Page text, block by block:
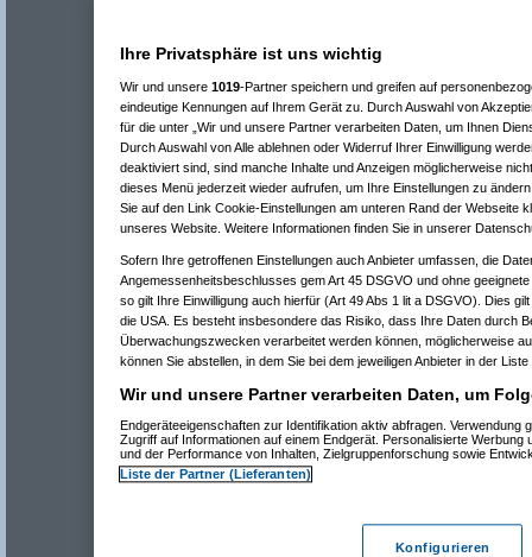
Ihre Privatsphäre ist uns wichtig
Wir und unsere 1019-Partner speichern und greifen auf
eindeutige Kennungen auf Ihrem Gerät zu. Durch Auswahl von
für die unter „Wir und unsere Partner verarbeiten Daten, um Ihnen
Durch Auswahl von Alle ablehnen oder Widerruf Ihrer Einwilligung
deaktiviert sind, sind manche Inhalte und Anzeigen möglicherweise
dieses Menü jederzeit wieder aufrufen, um Ihre Einstellungen zu
Sie auf den Link Cookie-Einstellungen am unteren Rand der Webseite
unseres Website. Weitere Informationen finden Sie in unserer
Sofern Ihre getroffenen Einstellungen auch Anbieter umfassen, die
Angemessenheitsbeschlusses gem Art 45 DSGVO und ohne
so gilt Ihre Einwilligung auch hierfür (Art 49 Abs 1 lit a DSGVO). Dies
die USA. Es besteht insbesondere das Risiko, dass Ihre Daten durch
Überwachungszwecken verarbeitet werden können, möglicherweise
können Sie abstellen, in dem Sie bei dem jeweiligen Anbieter in der
Wir und unsere Partner verarbeiten Daten, um
Endgeräteeigenschaften zur Identifikation aktiv abfragen. Verwendung
Zugriff auf Informationen auf einem Endgerät. Personalisierte Werbung
und der Performance von Inhalten, Zielgruppenforschung sowie
Liste der Partner (Lieferanten)
Konfigurieren